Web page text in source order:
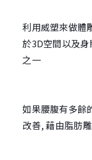
利用威塑來做體
於3D空間以及
之一
如果腰腹有多餘
改善, 藉由脂肪